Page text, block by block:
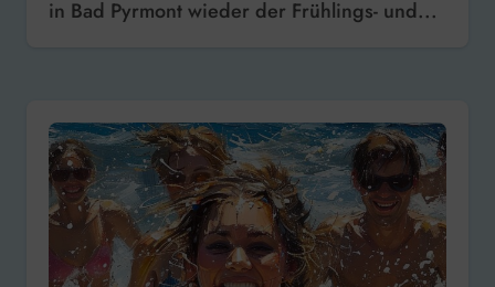
in Bad Pyrmont wieder der Frühlings- und...